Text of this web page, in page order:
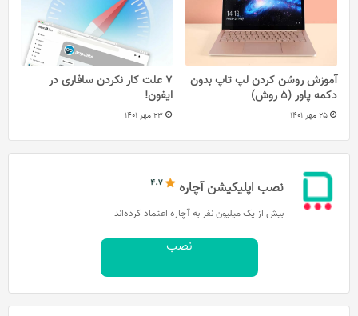
آموزش روشن کردن لپ تاپ بدون
دکمه پاور (5 روش)
25 مهر 1401
7 علت کار نکردن سافاری در
ایفون!
23 مهر 1401
نصب اپلیکیشن آچاره
بیش از یک میلیون نفر به آچاره اعتماد کرده‌اند
نصب